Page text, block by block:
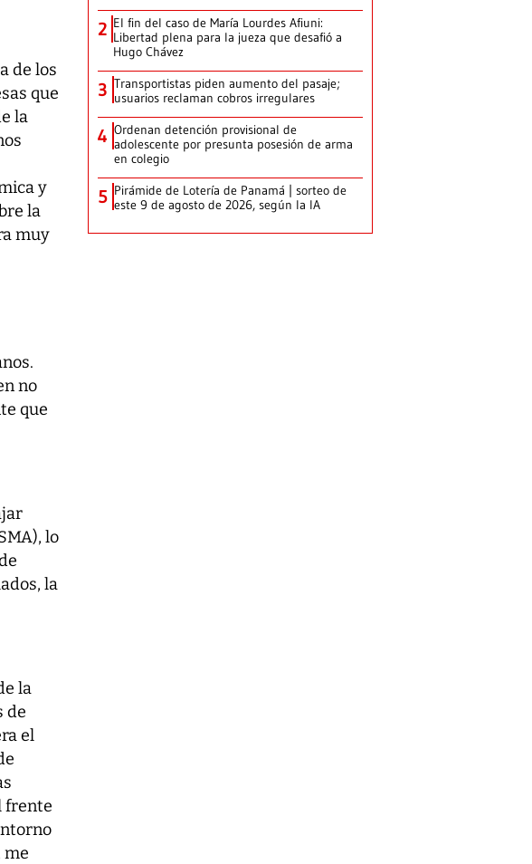
de los
que
la
y
la
muy
no
que
lo
la
la
de
el
frente
me
2 El fin del caso de María Lourdes Afiuni:
Libertad plena para la jueza que desafió a
Hugo Chávez
3 Transportistas piden aumento del pasaje;
usuarios reclaman cobros irregulares
4 Ordenan detención provisional de
adolescente por presunta posesión de arma
en colegio
5 Pirámide de Lotería de Panamá | sorteo de
este 9 de agosto de 2026, según la IA